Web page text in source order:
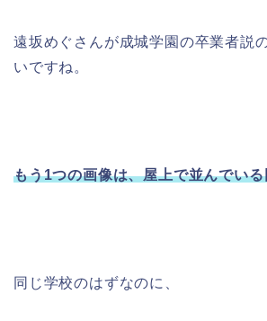
遠坂めぐさんが成城学園の卒業者説
いですね。
もう1つの画像は、屋上で並んでい
同じ学校のはずなのに、